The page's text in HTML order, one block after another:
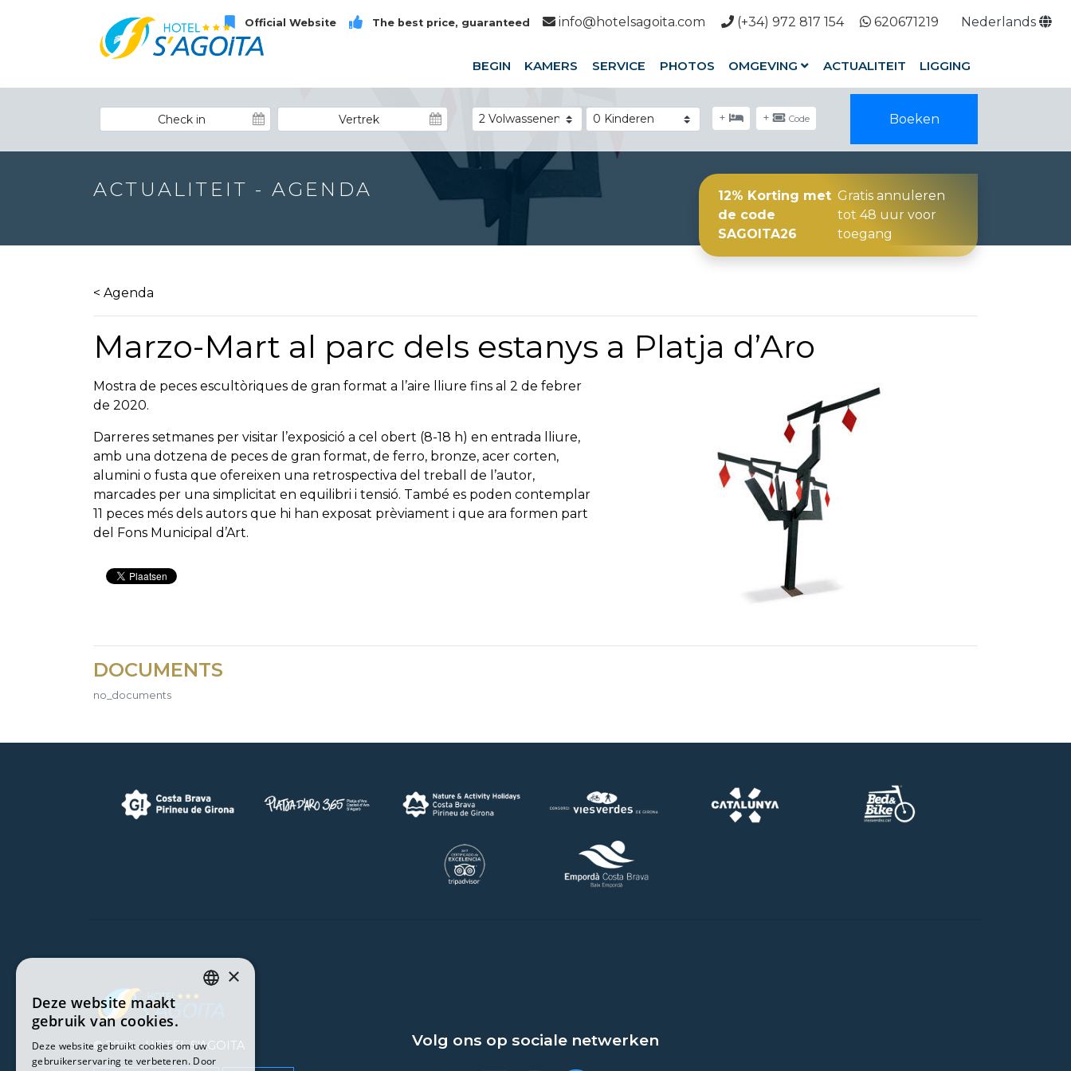
Official Website The best price, guaranteed info@hotelsagoita.com (+34) 972 817 154 620671219 Nederlands
BEGIN KAMERS SERVICE PHOTOS OMGEVING ACTUALITEIT LIGGING
+ + Code Boeken
12% Korting met
de code
SAGOITA26
Gratis annuleren
tot 48 uur voor
toegang
ACTUALITEIT - AGENDA
< Agenda
Marzo-Mart al parc dels estanys a Platja d’Aro
Mostra de peces escultòriques de gran format a l’aire lliure fins al 2 de febrer
de 2020.
Darreres setmanes per visitar l’exposició a cel obert (8-18 h) en entrada lliure,
amb una dotzena de peces de gran format, de ferro, bronze, acer corten,
alumini o fusta que ofereixen una retrospectiva del treball de l’autor,
marcades per una simplicitat en equilibri i tensió. També es poden contemplar
11 peces més dels autors que hi han exposat prèviament i que ara formen part
del Fons Municipal d’Art.
DOCUMENTS
no_documents
© 2026 -HOTEL S'AGOITA Volg ons op sociale netwerken
SPANISH
×
Deze website maakt
gebruik van cookies.
Deze website gebruikt cookies om uw
gebruikerservaring te verbeteren. Door